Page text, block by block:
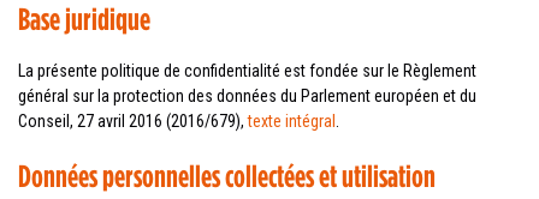
Base juridique
La présente politique de confidentialité est fondée sur le Règlement
général sur la protection des données du Parlement européen et du
Conseil, 27 avril 2016 (2016/679),texte intégral
Données personnelles collectées et utilisation